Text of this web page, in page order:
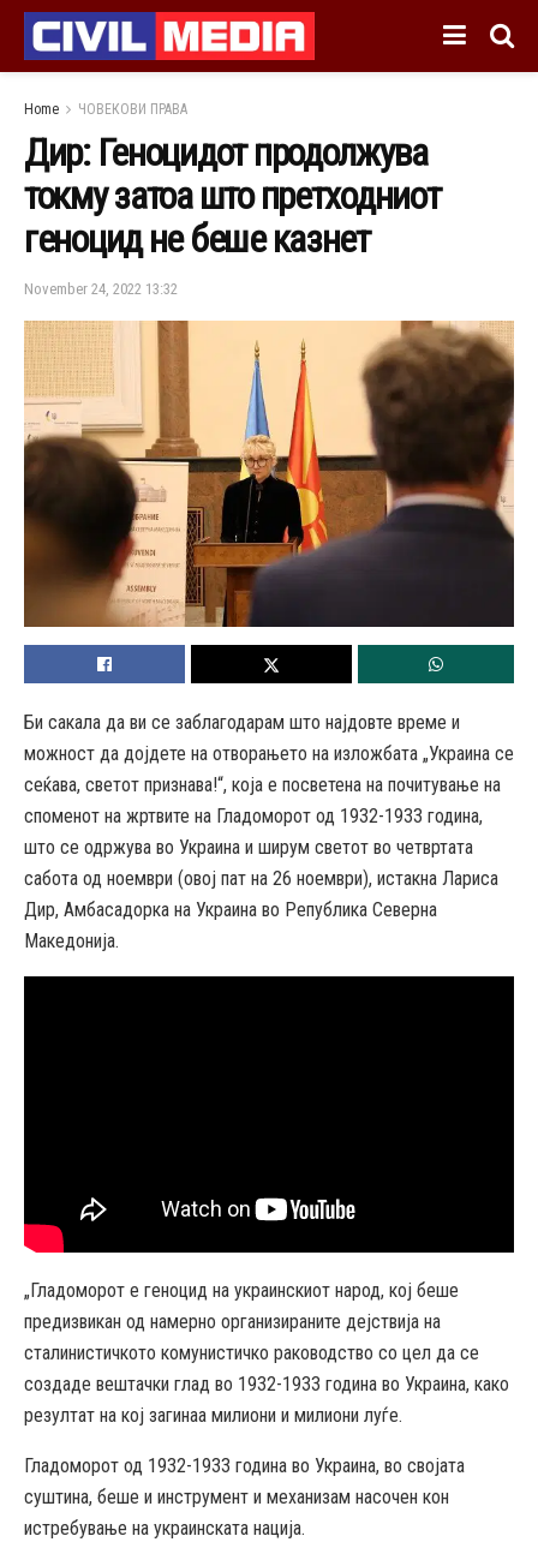
Home ЧОВЕКОВИ ПРАВА
Дир: Геноцидот продолжува
токму затоа што претходниот
геноцид не беше казнет
November 24, 2022 13:32
Би сакала да ви се заблагодарам што најдовте време и
можност да дојдете на отворањето на изложбата „Украина се
сеќава, светот признава!“, која е посветена на почитување на
споменот на жртвите на Гладоморот од 1932-1933 година,
што се одржува во Украина и ширум светот во четвртата
сабота од ноември (овој пат на 26 ноември), истакна Лариса
Дир, Амбасадорка на Украина во Република Северна
Македонија.
„Гладоморот е геноцид на украинскиот народ, кој беше
предизвикан од намерно организираните дејствија на
сталинистичкото комунистичко раководство со цел да се
создаде вештачки глад во 1932-1933 година во Украина, како
резултат на кој загинаа милиони и милиони луѓе.
Гладоморот од 1932-1933 година во Украина, во својата
суштина, беше и инструмент и механизам насочен кон
истребување на украинската нација.